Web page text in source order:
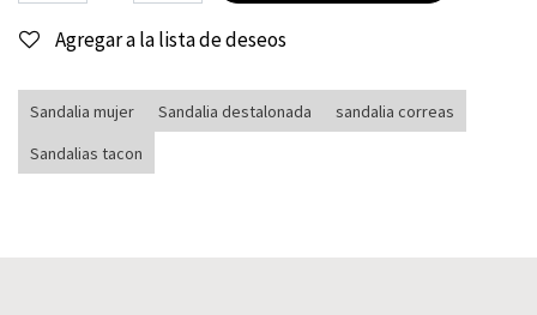
Agregar a la lista de deseos
Sandalia mujer Sandalia destalonada
sandalia correas
Sandalias tacon